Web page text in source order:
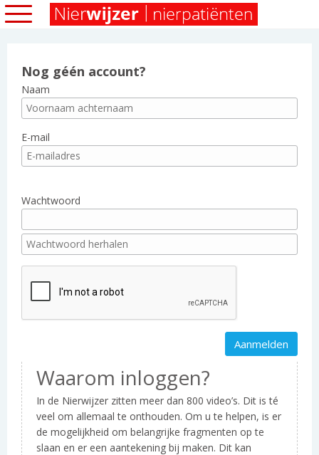
Nog géén account?
Naam
E-mail
Wachtwoord
Waarom inloggen?
In de Nierwijzer zitten meer dan 800 video’s. Dit is té
veel om allemaal te onthouden. Om u te helpen, is er
de mogelijkheid om belangrijke fragmenten op te
slaan en er een aantekening bij maken. Dit kan